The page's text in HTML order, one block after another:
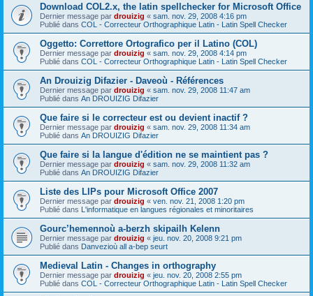
Download COL2.x, the latin spellchecker for Microsoft Office
Dernier message par drouizig « sam. nov. 29, 2008 4:16 pm
Publié dans COL - Correcteur Orthographique Latin - Latin Spell Checker
Oggetto: Correttore Ortografico per il Latino (COL)
Dernier message par drouizig « sam. nov. 29, 2008 4:14 pm
Publié dans COL - Correcteur Orthographique Latin - Latin Spell Checker
An Drouizig Difazier - Daveoù - Références
Dernier message par drouizig « sam. nov. 29, 2008 11:47 am
Publié dans An DROUIZIG Difazier
Que faire si le correcteur est ou devient inactif ?
Dernier message par drouizig « sam. nov. 29, 2008 11:34 am
Publié dans An DROUIZIG Difazier
Que faire si la langue d'édition ne se maintient pas ?
Dernier message par drouizig « sam. nov. 29, 2008 11:32 am
Publié dans An DROUIZIG Difazier
Liste des LIPs pour Microsoft Office 2007
Dernier message par drouizig « ven. nov. 21, 2008 1:20 pm
Publié dans L'informatique en langues régionales et minoritaires
Gourc’hemennoù a-berzh skipailh Kelenn
Dernier message par drouizig « jeu. nov. 20, 2008 9:21 pm
Publié dans Danvezioù all a-bep seurt
Medieval Latin - Changes in orthography
Dernier message par drouizig « jeu. nov. 20, 2008 2:55 pm
Publié dans COL - Correcteur Orthographique Latin - Latin Spell Checker